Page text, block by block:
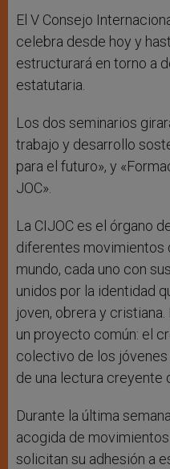
El V Consejo
celebra desde hoy y
estructurará en torno a
estatutaria.
Los dos seminarios
trabajo y desarrollo
para el futuro», y
JOC».
La CIJOC es el órgano
diferentes movimientos
mundo, cada uno con
unidos por la identidad
joven, obrera y
un proyecto común: el
colectivo de los
de una lectura creyente
Durante la última
acogida de
solicitan su adhesión a